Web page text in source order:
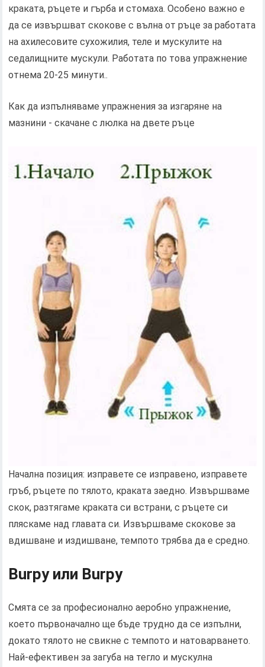
краката, ръцете и гърба и стомаха. Особено важно е
да се извършват скокове с вълна от ръце за работата
на ахилесовите сухожилия, теле и мускулите на
седалищните мускули. Работата по това упражнение
отнема 20-25 минути..
Как да изпълняваме упражнения за изгаряне на
мазнини - скачане с люлка на двете ръце
Начална позиция: изправете се изправено, изправете
гръб, ръцете по тялото, краката заедно. Извършваме
скок, разтягаме краката си встрани, с ръцете си
пляскаме над главата си. Извършваме скокове за
вдишване и издишване, темпото трябва да е средно.
Burpy или Burpy
Смята се за професионално аеробно упражнение,
което първоначално ще бъде трудно да се изпълни,
докато тялото не свикне с темпото и натоварването.
Най-ефективен за загуба на тегло и мускулна